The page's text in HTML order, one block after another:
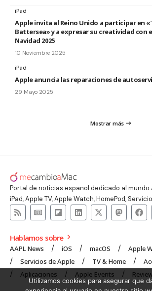
iPad
Apple invita al Reino Unido a participar en
Battersea» y a expresar su creatividad con
Navidad 2025
10 Noviembre 2025
iPad
Apple anuncia las reparaciones de
29 Mayo 2025
Mostrar más
Portal de noticias español dedicado al mundo
iPad, Apple TV, Apple Watch, HomePod,
Hablamos sobre
AAPL News iOS macOS
Apple
Servicios de Apple
TV & Home
Aplicaciones
Apple Events
Utilizamos cookies para asegurar que